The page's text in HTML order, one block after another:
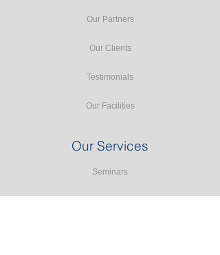
Our Partners
Our Clients
Testimonials
Our Facilities
Our Services
Seminars